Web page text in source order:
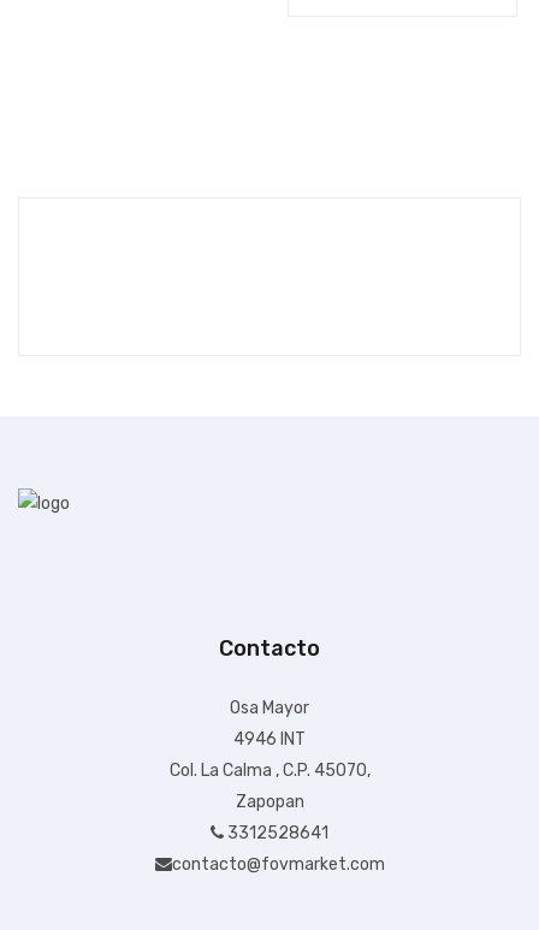
$40,109.82
Disponible: Sin Inventario
Contacto
Osa Mayor
4946 INT
Col. La Calma , C.P. 45070,
Zapopan
3312528641
contacto@fovmarket.com